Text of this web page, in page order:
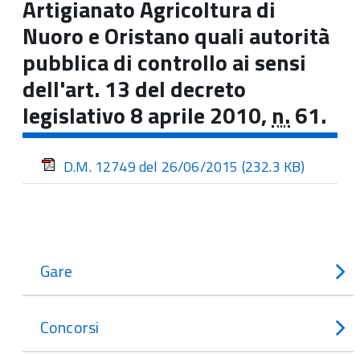
Artigianato Agricoltura di
Nuoro e Oristano quali autorità
pubblica di controllo ai sensi
dell'art. 13 del decreto
legislativo 8 aprile 2010, n.61.
D.M. 12749 del 26/06/2015 (232.3 KB)
Gare
Concorsi